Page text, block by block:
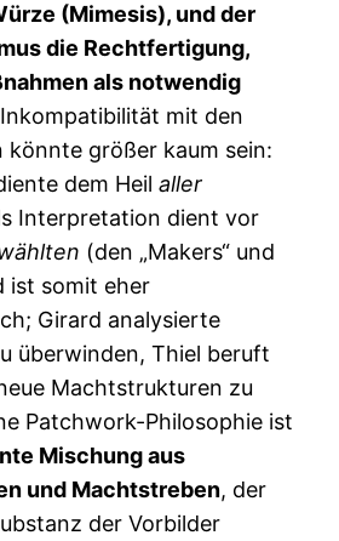
(Mimesis), und der
die Rechtfertigung,
als notwendig
mit den
könnte größer kaum sein:
dem Heilaller
Interpretation dient vor
(den „Makers“ und
ist somit eher
Girard analysierte
überwinden, Thiel beruft
Machtstrukturen zu
Patchwork-Philosophie ist
Mischung aus
und Machtstreben, der
der Vorbilder